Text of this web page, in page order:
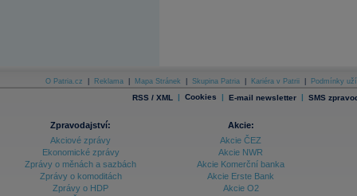
O Patria.cz Reklama Mapa Stránek Skupina Patria Kariéra v Patrii Podmínky
RSS / XML | Cookies | E-mail newsletter | SMS
Zpravodajství:
Akciové zprávy
Ekonomické zprávy
Zprávy o měnách a sazbách
Zprávy o komoditách
Zprávy o HDP
Akcie:
Akcie ČEZ
Akcie NWR
Akcie Komerční banka
Akcie Erste Bank
Akcie O2